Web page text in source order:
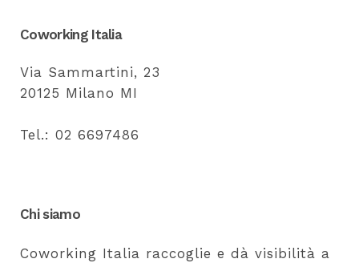
Coworking Italia
Via Sammartini, 23
20125 Milano MI
Tel.: 02 6697486
Chi siamo
Coworking Italia raccoglie e dà visibilità a